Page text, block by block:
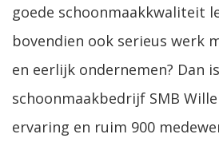
goede schoonmaakkwaliteit
bovendien ook serieus werk
en eerlijk ondernemen? Dan is
schoonmaakbedrijf SMB
ervaring en ruim 900